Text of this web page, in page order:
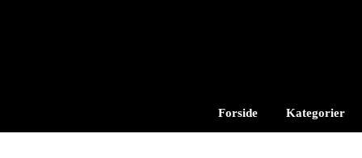
Forside Kategorier